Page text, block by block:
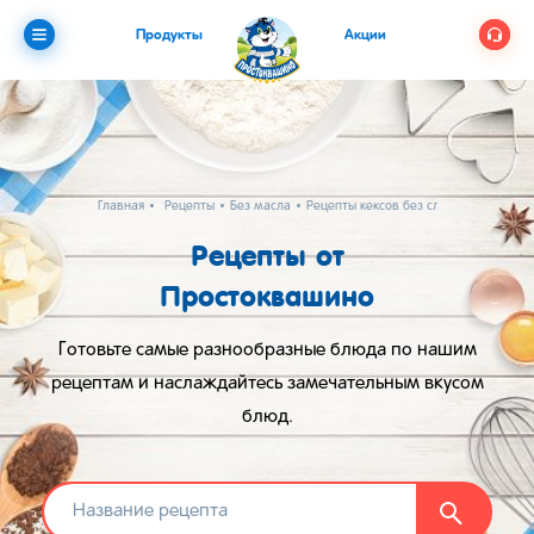
Продукты Акции
Главная Рецепты Без масла Рецепты кексов без сливочного
Рецепты от
Простоквашино
Готовьте самые разнообразные блюда по нашим
рецептам и наслаждайтесь замечательным вкусом
блюд.
Найти